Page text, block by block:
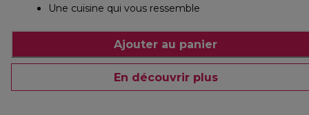
Une cuisine qui vous ressemble
Ajouter au panier
En découvrir plus